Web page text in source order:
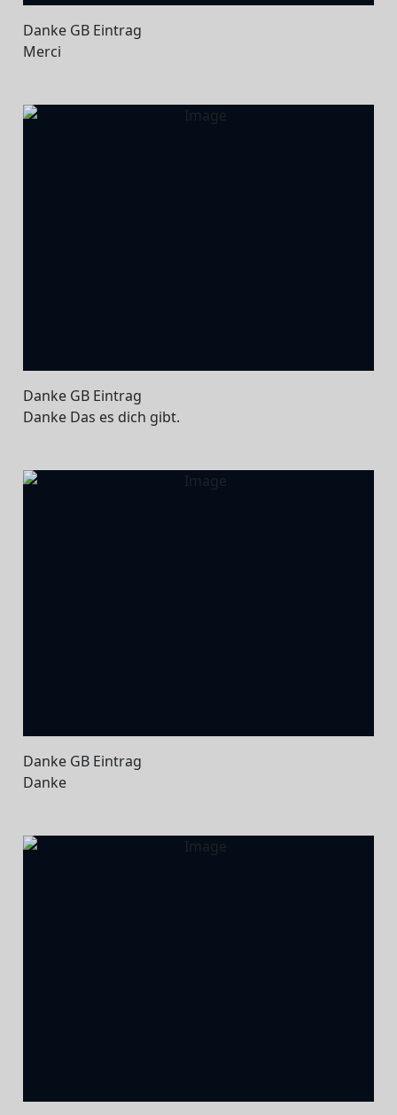
Danke GB Eintrag
Merci
Danke GB Eintrag
Danke Das es dich gibt.
Danke GB Eintrag
Danke